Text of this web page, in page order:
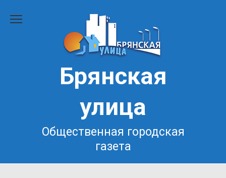
Брянская
улица
Общественная городская
газета